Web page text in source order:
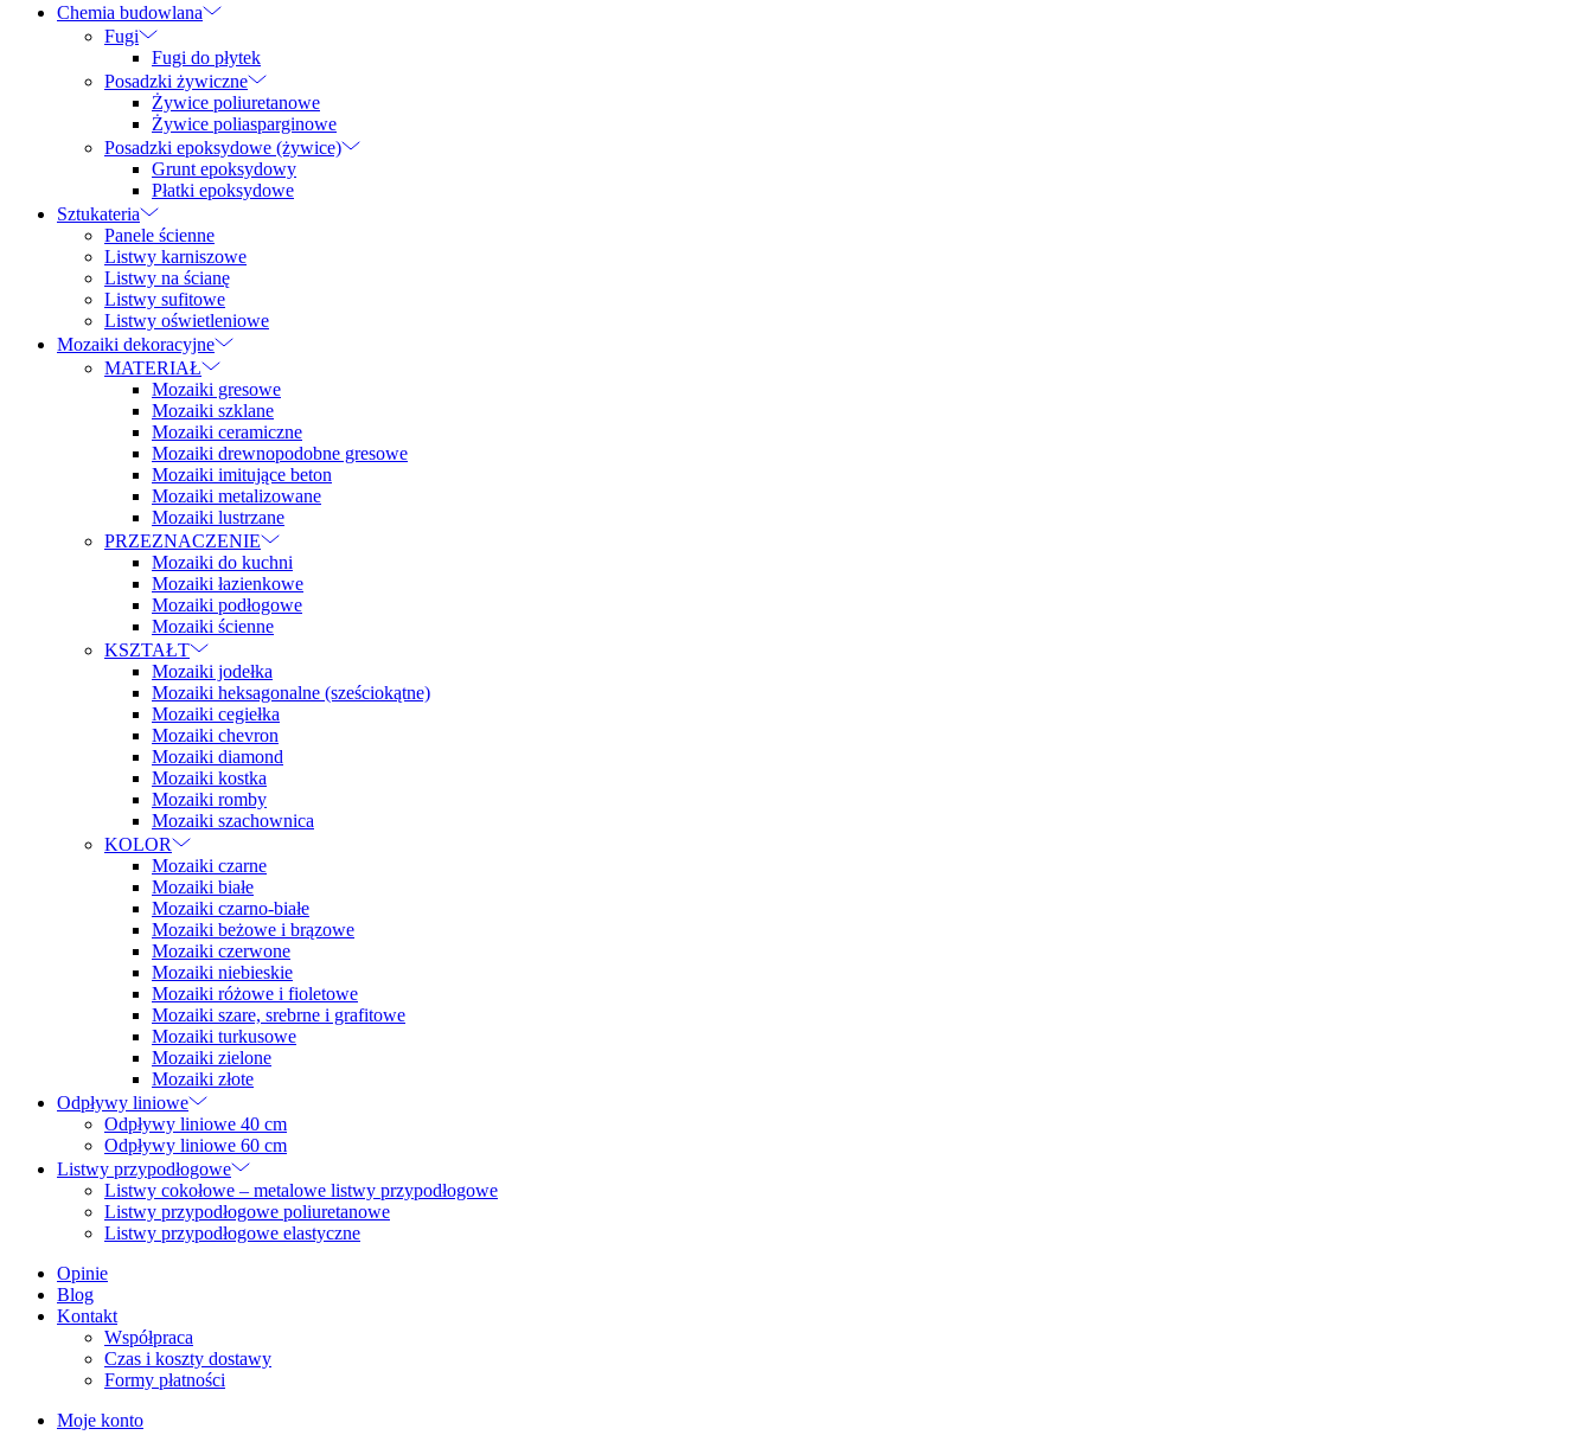
Chemia budowlana
Fugi
Fugi do płytek
Posadzki żywiczne
Żywice poliuretanowe
Żywice poliasparginowe
Posadzki epoksydowe (żywice)
Grunt epoksydowy
Płatki epoksydowe
Sztukateria
Panele ścienne
Listwy karniszowe
Listwy na ścianę
Listwy sufitowe
Listwy oświetleniowe
Mozaiki dekoracyjne
MATERIAŁ
Mozaiki gresowe
Mozaiki szklane
Mozaiki ceramiczne
Mozaiki drewnopodobne gresowe
Mozaiki imitujące beton
Mozaiki metalizowane
Mozaiki lustrzane
PRZEZNACZENIE
Mozaiki do kuchni
Mozaiki łazienkowe
Mozaiki podłogowe
Mozaiki ścienne
KSZTAŁT
Mozaiki jodełka
Mozaiki heksagonalne (sześciokątne)
Mozaiki cegiełka
Mozaiki chevron
Mozaiki diamond
Mozaiki kostka
Mozaiki romby
Mozaiki szachownica
KOLOR
Mozaiki czarne
Mozaiki białe
Mozaiki czarno-białe
Mozaiki beżowe i brązowe
Mozaiki czerwone
Mozaiki niebieskie
Mozaiki różowe i fioletowe
Mozaiki szare, srebrne i grafitowe
Mozaiki turkusowe
Mozaiki zielone
Mozaiki złote
Odpływy liniowe
Odpływy liniowe 40 cm
Odpływy liniowe 60 cm
Listwy przypodłogowe
Listwy cokołowe – metalowe listwy przypodłogowe
Listwy przypodłogowe poliuretanowe
Listwy przypodłogowe elastyczne
Opinie
Blog
Kontakt
Współpraca
Czas i koszty dostawy
Formy płatności
Moje konto